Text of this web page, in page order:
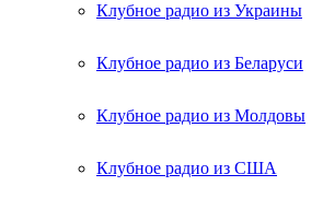
Клубное радио из Украины
Клубное радио из Беларуси
Клубное радио из Молдовы
Клубное радио из США